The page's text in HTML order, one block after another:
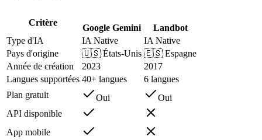
Critère
Google Gemini
Landbot
Type d'IA
IA Native
IA Native
Pays d'origine
🇺🇸 États-Unis 🇪🇸 Espagne
Année de création
2023
2017
Langues supportées 40+ langues
6 langues
Plan gratuit
Oui
Oui
API disponible
App mobile